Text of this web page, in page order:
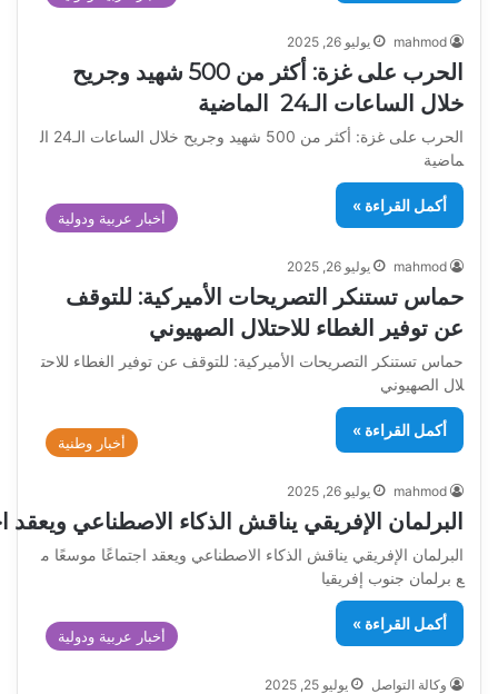
mahmod يوليو 26, 2025
الحرب على غزة: أكثر من 500 شهيد وجريح
خلال الساعات الـ24 الماضية
الحرب على غزة: أكثر من 500 شهيد وجريح خلال الساعات الـ24 ال
ماضية
أكمل القراءة »
أخبار عربية ودولية
mahmod يوليو 26, 2025
حماس تستنكر التصريحات الأميركية: للتوقف
عن توفير الغطاء للاحتلال الصهيوني
حماس تستنكر التصريحات الأميركية: للتوقف عن توفير الغطاء للاحت
لال الصهيوني
أكمل القراءة »
أخبار وطنية
mahmod يوليو 26, 2025
البرلمان الإفريقي يناقش الذكاء الاصطناعي
البرلمان الإفريقي يناقش الذكاء الاصطناعي ويعقد اجتماعًا موسعًا م
ع برلمان جنوب إفريقيا
أكمل القراءة »
أخبار عربية ودولية
وكالة التواصل يوليو 25, 2025